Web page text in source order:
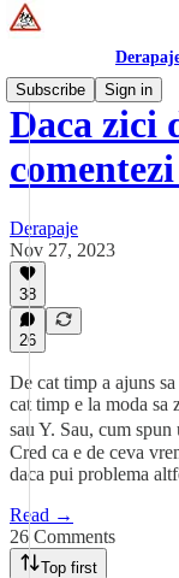
Subscribe
Sign in
Daca zici
Derapaje
Nov 27, 2023
38
26
De cat timp a ajuns
cat timp e la moda sa
sau Y. Sau, cum
Cred ca e de ceva
daca pui problema
Read →
26 Comments
Top first